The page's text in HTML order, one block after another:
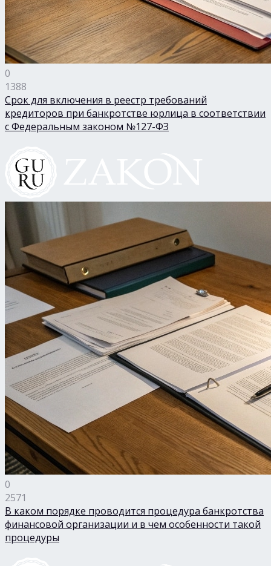
0
1388
Срок для включения в реестр требований
кредиторов при банкротстве юрлица в соответствии
с Федеральным законом №127-ФЗ
0
2571
В каком порядке проводится процедура банкротства
финансовой организации и в чем особенности такой
процедуры